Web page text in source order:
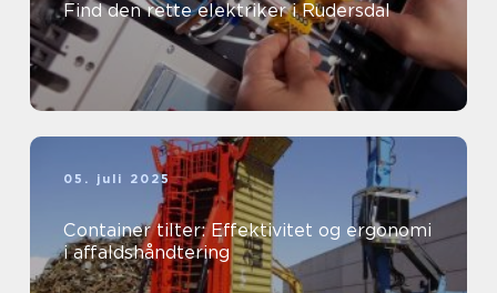
Find den rette elektriker i Rudersdal
05. juli 2025
Container tilter: Effektivitet og ergonomi
i affaldshåndtering